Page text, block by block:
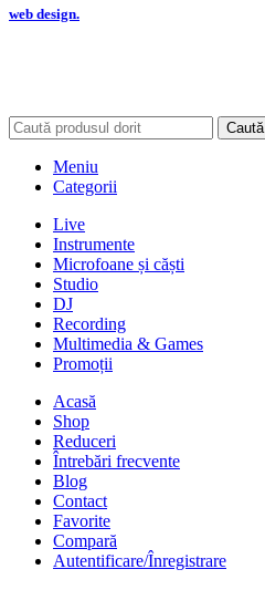
web design.
Caută
Meniu
Categorii
Live
Instrumente
Microfoane și căști
Studio
DJ
Recording
Multimedia & Games
Promoții
Acasă
Shop
Reduceri
Întrebări frecvente
Blog
Contact
Favorite
Compară
Autentificare/Înregistrare